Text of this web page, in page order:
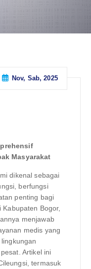
Nov, Sab, 2025
Masyarakat
dikenal sebagai
berfungsi
penting bagi
Bogor,
menjawab
medis yang
Artikel ini
termasuk